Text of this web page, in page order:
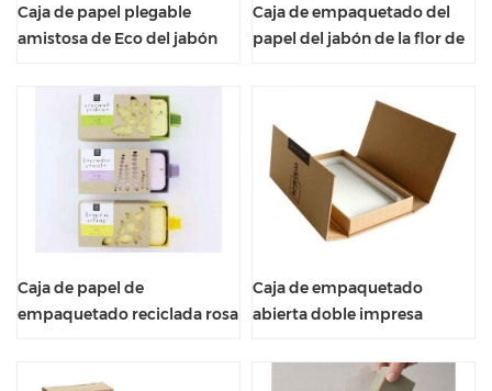
Caja de papel plegable
amistosa de Eco del jabón
Caja de empaquetado del
papel del jabón de la flor de
Caja de papel de
empaquetado reciclada rosa
Caja de empaquetado
abierta doble impresa
del teléfono móvil